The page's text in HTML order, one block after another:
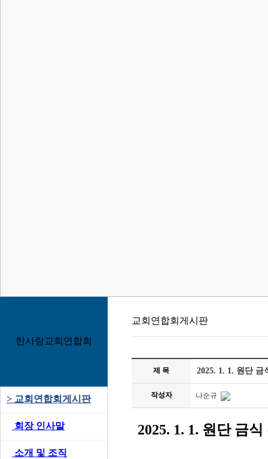
한사랑교회연합회
> 교회연합회게시판
회장 인사말
소개 및 조직
교회연합회게시판
제 목 2025. 1. 1. 원단 금
작성자 나순규
2025. 1. 1. 원단 금식